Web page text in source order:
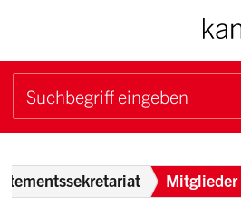
Navigieren im
Schnellnavigation
Suchbegriff
Mitglieder